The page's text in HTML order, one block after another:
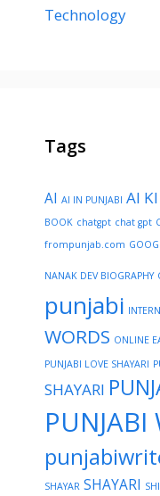
Technology
Tags
AI AI IN PUNJABI AI
BOOK chatgpt chat gpt
frompunjab.com
NANAK DEV BIOGRAPHY
punjabi
WORDS ONLINE
PUNJABI LOVE SHAYARI
SHAYARI
PUNJABI
SHAYAR SHAYARI